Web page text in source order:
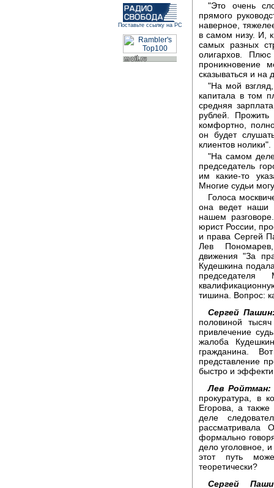
Поставьте ссылку на РС
"Это очень
прямого
наверное,
в самом низу. И,
самых разных
олигархов.
проникновение
сказываться и на
"На мой
капитала в том
средняя
рублей.
комфортно,
он будет
клиентов нолики".
"На самом
председатель
им какие-то
Многие судьи
Голоса
она ведет наши
нашем
юрист России,
и права Сергей
Лев
движения "За
Кудешкина
тишина. Вопрос:
Сергей
половиной
привлечение
жалоба
гражданина.
представление
быстро и
Лев Ройтман:
прокуратура, в
Егорова, а
деле
рассматривала
формально
дело уголовное,
этот путь
теоретически?
Сергей